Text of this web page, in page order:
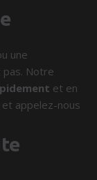
une
pas. Notre
et en
appelez-nous